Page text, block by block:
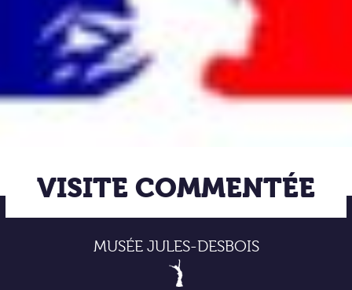
VISITE COMMENTÉE
MUSÉE JULES-DESBOIS